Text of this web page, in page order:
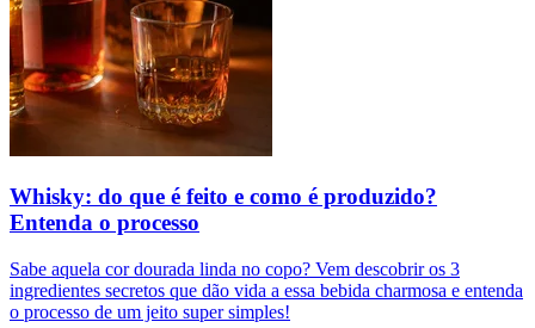
Whisky: do que é feito e como é produzido?
Entenda o processo
Sabe aquela cor dourada linda no copo? Vem descobrir os 3
ingredientes secretos que dão vida a essa bebida charmosa e entenda
o processo de um jeito super simples!